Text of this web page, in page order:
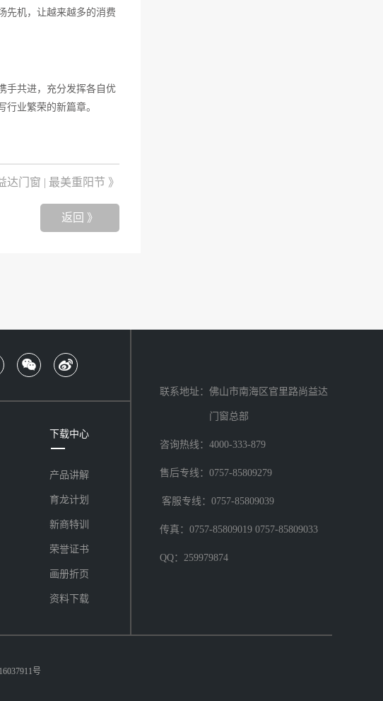
先机，让越来越多的消费
手共进，充分发挥各自优
业繁荣的新篇章。
达门窗 | 最美重阳节 》
返回 》
下载中心
产品讲解
育龙计划
新商特训
荣誉证书
画册折页
资料下载
联系地址：佛山市南海区官里路尚益达
门窗总部
咨询热线：4000-333-879
售后专线：0757-85809279
客服专线：0757-85809039
传真：0757-85809019 0757-85809033
QQ：259979874
号